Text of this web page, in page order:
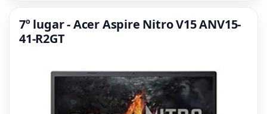
7º lugar - Acer Aspire Nitro V15 ANV15-
41-R2GT